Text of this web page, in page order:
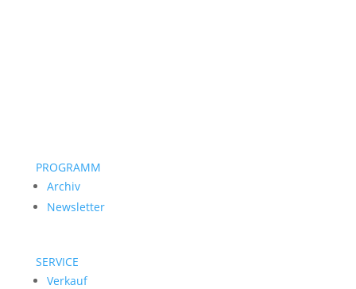
PROGRAMM
Archiv
Newsletter
SERVICE
Verkauf